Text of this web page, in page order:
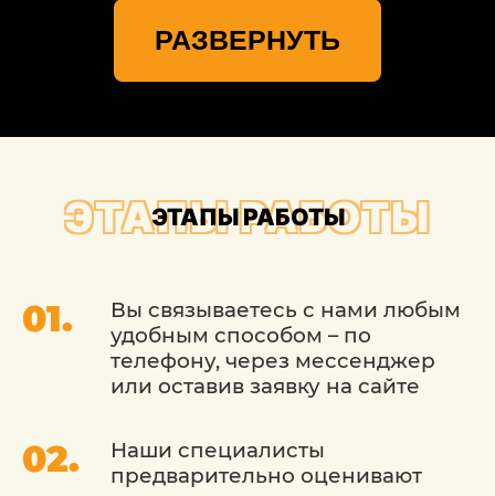
мы гордимся в Детейлингофъ, - это
индивидуальный подход к каждому
различаться. Поэтому перед началом
вами, чтобы понять ваши ожидания и
потребности. Мы учтем все ваши
пожелания, будь то полировка кузова,
При детейлинге Dodge (Додж) мы
используем только высококачественные
средства и оборудование. Наша команда
даже мельчайшим деталям, чтобы
обеспечить безупречный результат. Мы
РАЗВЕРНУТЬ
ЭТАПЫ РАБОТЫ
ЭТАПЫ РАБОТЫ
Вы связываетесь с нами любым
удобным способом – по
телефону, через мессенджер
или оставив заявку на сайте
Наши специалисты
предварительно оценивают